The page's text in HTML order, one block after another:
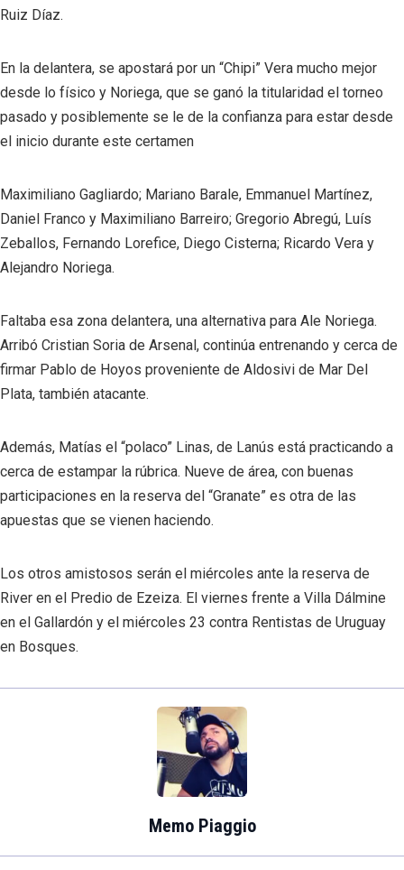
Ruiz Díaz.
En la delantera, se apostará por un “Chipi” Vera mucho mejor
desde lo físico y Noriega, que se ganó la titularidad el torneo
pasado y posiblemente se le de la confianza para estar desde
el inicio durante este certamen
Maximiliano Gagliardo; Mariano Barale, Emmanuel Martínez,
Daniel Franco y Maximiliano Barreiro; Gregorio Abregú, Luís
Zeballos, Fernando Lorefice, Diego Cisterna; Ricardo Vera y
Alejandro Noriega.
Faltaba esa zona delantera, una alternativa para Ale Noriega.
Arribó Cristian Soria de Arsenal, continúa entrenando y cerca de
firmar Pablo de Hoyos proveniente de Aldosivi de Mar Del
Plata, también atacante.
Además, Matías el “polaco” Linas, de Lanús está practicando a
cerca de estampar la rúbrica. Nueve de área, con buenas
participaciones en la reserva del “Granate” es otra de las
apuestas que se vienen haciendo.
Los otros amistosos serán el miércoles ante la reserva de
River en el Predio de Ezeiza. El viernes frente a Villa Dálmine
en el Gallardón y el miércoles 23 contra Rentistas de Uruguay
en Bosques.
Memo Piaggio